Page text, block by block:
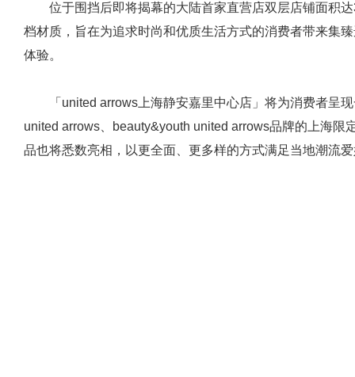
位于围挡后即将揭幕的大陆首家直营店双层店铺面积
档材质，旨在为追求时尚和优质生活方式的消费者带来集
体验。
「united arrows上海静安嘉里中心店」将为消费者呈
united arrows、beauty&youth united arrows品牌的上海限
品也将悉数亮相，以更全面、更多样的方式满足当地潮流